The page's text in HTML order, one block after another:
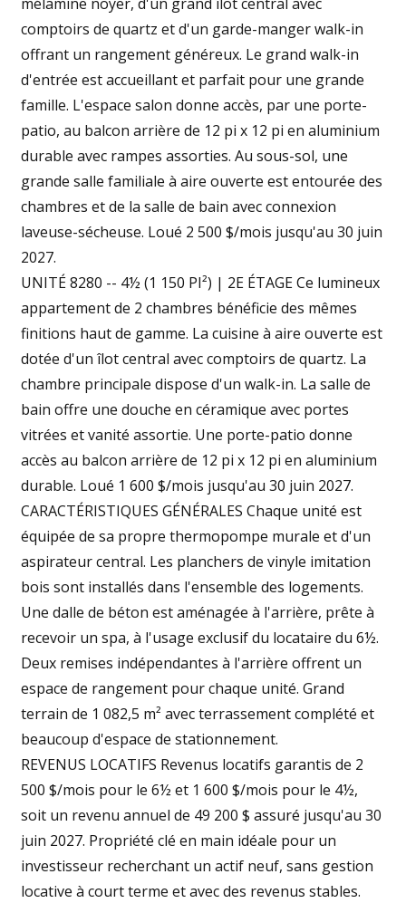
comptoirs de quartz et d'un garde-manger walk-in
offrant un rangement généreux. Le grand walk-in
d'entrée est accueillant et parfait pour une grande
famille. L'espace salon donne accès, par une porte-
patio, au balcon arrière de 12 pi x 12 pi en aluminium
durable avec rampes assorties. Au sous-sol, une
grande salle familiale à aire ouverte est entourée des
chambres et de la salle de bain avec connexion
laveuse-sécheuse. Loué 2 500 $/mois jusqu'au 30 juin
2027.
UNITÉ 8280 -- 4½ (1 150 PI²) | 2E ÉTAGE Ce lumineux
appartement de 2 chambres bénéficie des mêmes
finitions haut de gamme. La cuisine à aire ouverte est
dotée d'un îlot central avec comptoirs de quartz. La
chambre principale dispose d'un walk-in. La salle de
bain offre une douche en céramique avec portes
vitrées et vanité assortie. Une porte-patio donne
accès au balcon arrière de 12 pi x 12 pi en aluminium
durable. Loué 1 600 $/mois jusqu'au 30 juin 2027.
CARACTÉRISTIQUES GÉNÉRALES Chaque unité est
équipée de sa propre thermopompe murale et d'un
aspirateur central. Les planchers de vinyle imitation
bois sont installés dans l'ensemble des logements.
Une dalle de béton est aménagée à l'arrière, prête à
recevoir un spa, à l'usage exclusif du locataire du 6½.
Deux remises indépendantes à l'arrière offrent un
espace de rangement pour chaque unité. Grand
terrain de 1 082,5 m² avec terrassement complété et
beaucoup d'espace de stationnement.
REVENUS LOCATIFS Revenus locatifs garantis de 2
500 $/mois pour le 6½ et 1 600 $/mois pour le 4½,
soit un revenu annuel de 49 200 $ assuré jusqu'au 30
juin 2027. Propriété clé en main idéale pour un
investisseur recherchant un actif neuf, sans gestion
locative à court terme et avec des revenus stables.